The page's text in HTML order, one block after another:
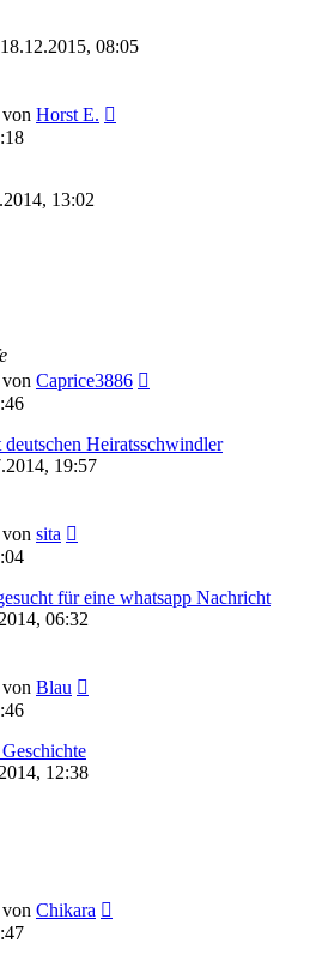
08:05
von Horst E.
13:02
von Caprice3886
Heiratsschwindler
19:57
von sita
für eine whatsapp Nachricht
06:32
von Blau
12:38
von Chikara